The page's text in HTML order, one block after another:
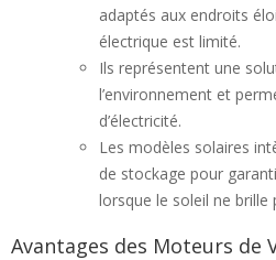
adaptés aux endroits
électrique est limité.
Ils représentent une
l’environnement et
d’électricité.
Les modèles solaires
de stockage pour
lorsque le soleil ne brille
Avantages des Moteurs de